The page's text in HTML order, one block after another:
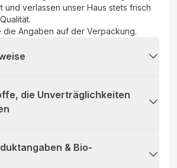
und verlassen unser Haus stets frisch
die Angaben auf der Verpackung.
die Unverträglichkeiten
& Bio-